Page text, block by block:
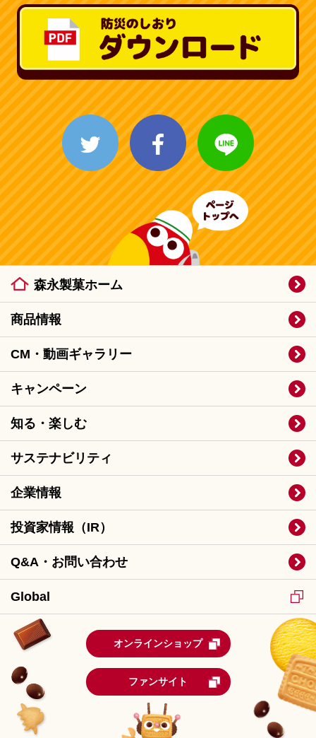
ページトッ
森永製菓ホーム
商品情報
CM・動画ギャラリー
キャンペーン
知る・楽しむ
サステナビリティ
企業情報
投資家情報（IR）
Q&A・お問い合わせ
Global
オンラインショップ
ファンサイト